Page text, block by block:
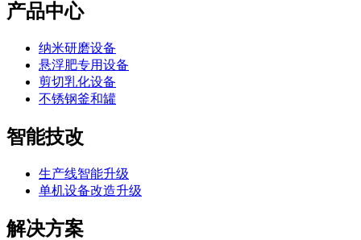
产品中心
纳米研磨设备
悬浮肥专用设备
剪切乳化设备
不锈钢釜和罐
智能技改
生产线智能升级
单机设备改造升级
解决方案